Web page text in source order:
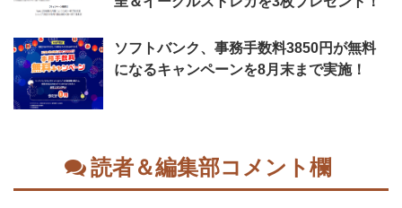
ソフトバンク、事務手数料3850円が無料
になるキャンペーンを8月末まで実施！
読者＆編集部コメント欄